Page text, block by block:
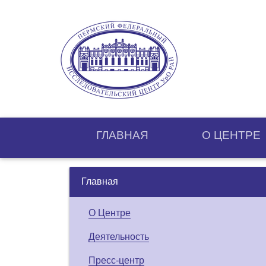
ГЛАВНАЯ О ЦЕНТРE
Главная
О Центре
Деятельность
Пресс-центр